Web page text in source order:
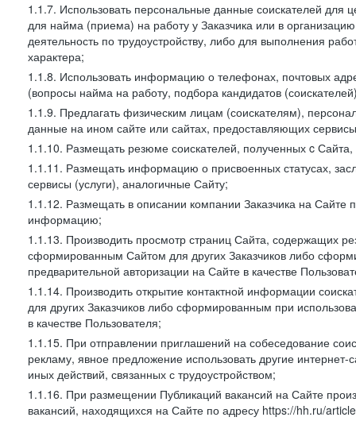
1.1.7. Использовать персональные данные соискателей для
для найма (приема) на работу у Заказчика или в
деятельность по трудоустройству, либо для выполнения
характера;
1.1.8. Использовать информацию о телефонах, почтовых
(вопросы найма на работу, подбора кандидатов
1.1.9. Предлагать физическим лицам (соискателям),
данные на ином сайте или сайтах, предоставляющих
1.1.10. Размещать резюме соискателей, полученных c
1.1.11. Размещать информацию о присвоенных статусах,
сервисы (услуги), аналогичные Сайту;
1.1.12. Размещать в описании компании Заказчика на Сайте
информацию;
1.1.13. Производить просмотр страниц Сайта, содержащих
сформированным Сайтом для других Заказчиков либо
предварительной авторизации на Сайте в качестве
1.1.14. Производить открытие контактной информации
для других Заказчиков либо сформированным при
в качестве Пользователя;
1.1.15. При отправлении приглашений на собеседование
рекламу, явное предложение использовать другие
иных действий, связанных с трудоустройством;
1.1.16. При размещении Публикаций вакансий на Сайте
вакансий, находящихся на Сайте по адресу https://hh.ru/